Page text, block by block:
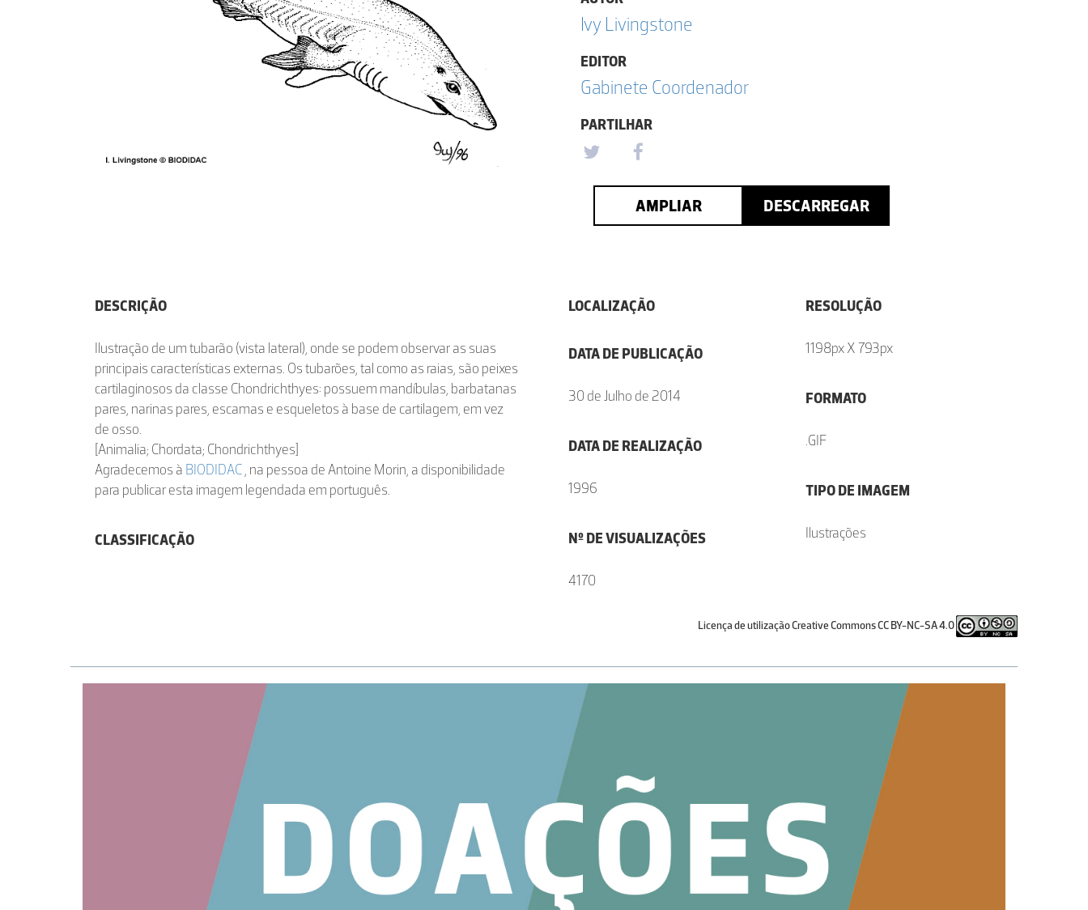
Ivy Livingstone
EDITOR
Gabinete Coordenador
PARTILHAR
AMPLIAR DESCARREGAR
DESCRIÇÃO
Ilustração de um tubarão (vista lateral), onde se podem observar as suas
principais características externas. Os tubarões, tal como as raias, são peixes
cartilaginosos da classe Chondrichthyes: possuem mandíbulas, barbatanas
pares, narinas pares, escamas e esqueletos à base de cartilagem, em vez
de osso.
[Animalia; Chordata; Chondrichthyes]
Agradecemos à BIODIDAC, na pessoa de Antoine Morin, a disponibilidade
para publicar esta imagem legendada em português.
CLASSIFICAÇÃO
LOCALIZAÇÃO
DATA DE PUBLICAÇÃO
30 de Julho de 2014
DATA DE REALIZAÇÃO
1996
Nº DE VISUALIZAÇÕES
4170
RESOLUÇÃO
1198px X 793px
FORMATO
.GIF
TIPO DE IMAGEM
Ilustrações
Licença de utilização Creative Commons CC BY-NC-SA 4.0